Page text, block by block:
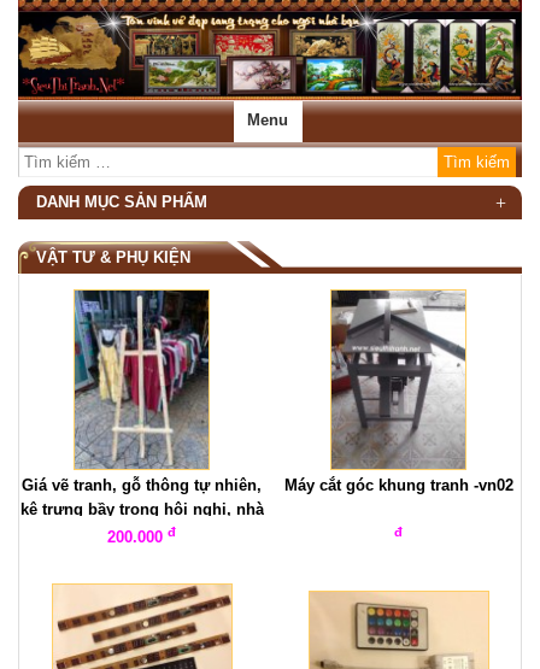
Menu
DANH MỤC SẢN PHẨM
VẬT TƯ & PHỤ KIỆN
Giá vẽ tranh, gỗ thông tự nhiên,
kệ trưng bầy trong hội nghị, nhà
hàng, khách sạn ,giá đỡ hình
200.000 đ
Máy cắt góc khung tranh -vn02
đ